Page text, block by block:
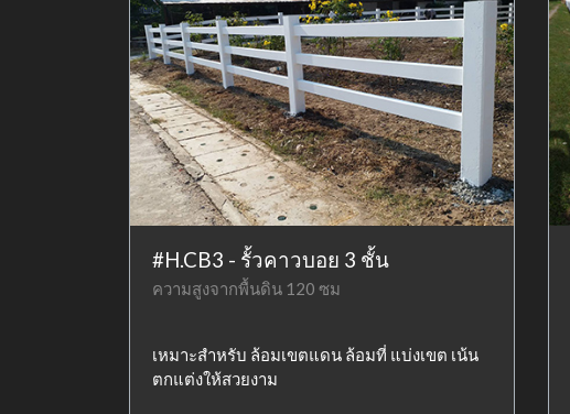
#H.CB3 - รั้วคาวบอย 3 ชั้น
ความสูงจากพื้นดิน 120 ซม
เหมาะสำหรับ ล้อมเขตแดน ล้อมที่ แบ่งเขต เน้น
ตกแต่งให้สวยงาม